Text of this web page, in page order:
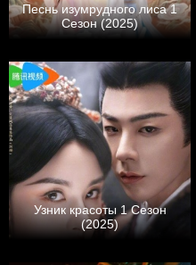
Песнь изумрудного лиса 1
Сезон (2025)
Узник красоты 1 Сезон
(2025)